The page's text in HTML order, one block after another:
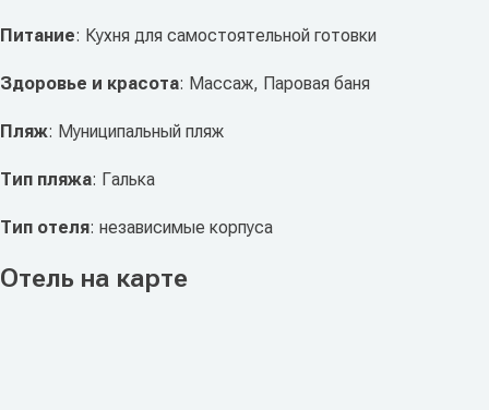
Питание: Кухня для самостоятельной готовки
Здоровье и красота: Массаж, Паровая баня
Пляж: Муниципальный пляж
Тип пляжа: Галька
Тип отеля: независимые корпуса
Отель на карте